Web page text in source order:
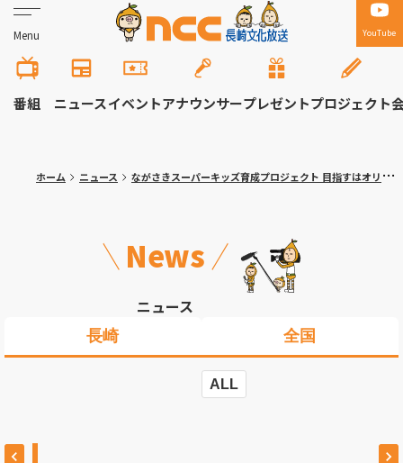
Menu YouTube
番組 ニュースイベントアナウンサープレゼントプロジェクト
ホーム ニュース ながさきスーパーキッズ育成プロジェクト 目指すはオリンピック選手！レスリング４チーム合同練習会に１９人参加
News
ニュース
長崎 全国
ALL